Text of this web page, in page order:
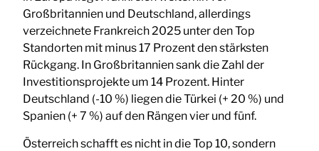
Großbritannien und Deutschland, allerdings
verzeichnete Frankreich 2025 unter den Top
Standorten mit minus 17 Prozent den stärksten
Rückgang. In Großbritannien sank die Zahl der
Investitionsprojekte um 14 Prozent. Hinter
Deutschland (-10 %) liegen die Türkei (+ 20 %) und
Spanien (+ 7 %) auf den Rängen vier und fünf.
Österreich schafft es nicht in die Top 10, sondern